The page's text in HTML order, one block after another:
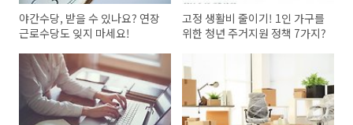
야간수당, 받을 수 있나요? 연장
근로수당도 잊지 마세요!
고정 생활비 줄이기! 1인 가구를
위한 청년 주거지원 정책 7가지?